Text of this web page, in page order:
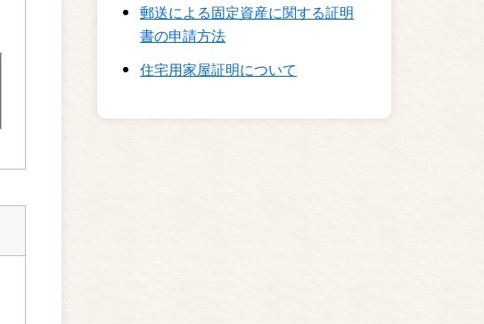
郵送による固定資産に関する証明
書の申請方法
住宅用家屋証明について